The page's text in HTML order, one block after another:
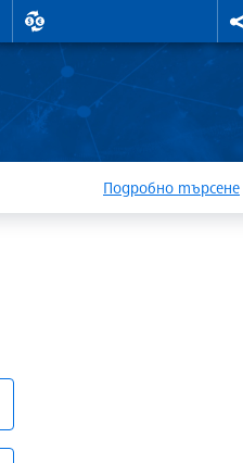
ВАЛУТНИ КУРСОВЕ
Подробно търсене